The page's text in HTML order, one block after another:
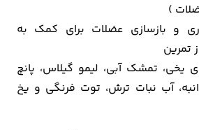
)
و بازسازی عضلات برای کمک به
تمرین
یخی، تمشک آبی، لیمو گیلاس، پانچ
انبه، آب نبات ترش، توت فرنگی و یخ